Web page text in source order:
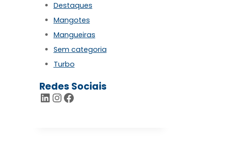
Destaques
Mangotes
Mangueiras
Sem categoria
Turbo
Redes Sociais
LinkedIn
Instagram
Facebook